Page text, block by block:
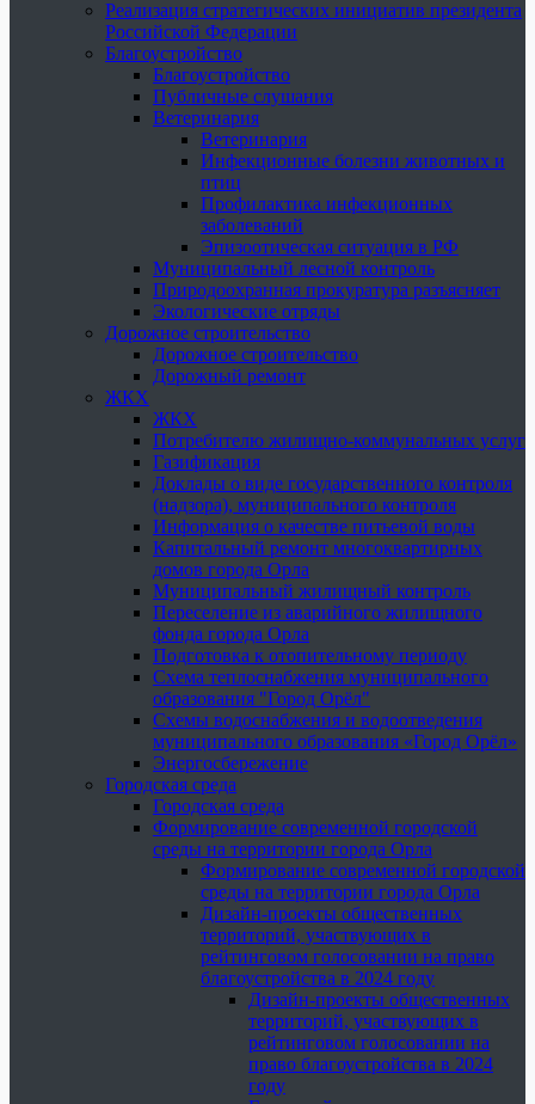
Реализация стратегических инициатив президента
Российской Федерации
Благоустройство
Благоустройство
Публичные слушания
Ветеринария
Ветеринария
Инфекционные болезни животных и
птиц
Профилактика инфекционных
заболеваний
Эпизоотическая ситуация в РФ
Муниципальный лесной контроль
Природоохранная прокуратура разъясняет
Экологические отряды
Дорожное строительство
Дорожное строительство
Дорожный ремонт
ЖКХ
ЖКХ
Потребителю жилищно-коммунальных услуг
Газификация
Доклады о виде государственного контроля
(надзора), муниципального контроля
Информация о качестве питьевой воды
Капитальный ремонт многоквартирных
домов города Орла
Муниципальный жилищный контроль
Переселение из аварийного жилищного
фонда города Орла
Подготовка к отопительному периоду
Схема теплоснабжения муниципального
образования "Город Орёл"
Схемы водоснабжения и водоотведения
муниципального образования «Город Орёл»
Энергосбережение
Городская среда
Городская среда
Формирование современной городской
среды на территории города Орла
Формирование современной городской
среды на территории города Орла
Дизайн-проекты общественных
территорий, участвующих в
рейтинговом голосовании на право
благоустройства в 2024 году
Дизайн-проекты общественных
территорий, участвующих в
рейтинговом голосовании на
право благоустройства в 2024
году